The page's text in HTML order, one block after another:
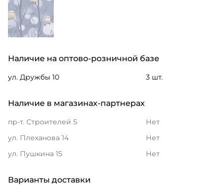
Наличие на оптово-розничной базе
ул. Дружбы 10 3 шт.
Наличие в магазинах-партнерах
пр-т. Строителей 5
Нет
ул. Плеханова 14
Нет
ул. Пушкина 15
Нет
Варианты доставки